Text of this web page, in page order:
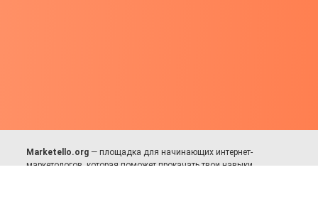
Marketello.org — площадка для начинающих интернет-
маркетологов, которая поможет прокачать твои навыки.